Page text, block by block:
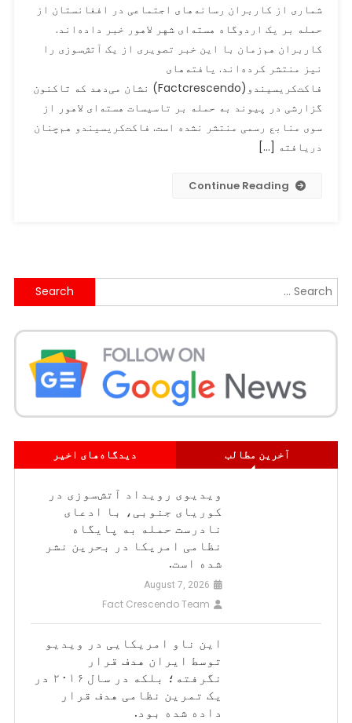
منبع
رسمی
از
حمله
بر
اردوگاه
گزارش
شماری از کاربران رسانه‌های اجتماعی در افغانستان از
حمله بر یک اردوگاه هسته‌ای شهر لاهور خبر داده‌اند.
کاربران هم‌زمان با این خبر تصویری از یک آتش‌سوزی را
نیز منتشر کرده‌اند. یافته‌های
فاکت‌کریسیندو(Factcrescendo) نشان می‌دهد که تاکنون
گزارشی در پیوند به حمله بر تاسیسات هسته‌ای لاهور از
سوی منابع رسمی منتشر نشده است. فاکت‌کریسیندو هم‌چنان
دریافته […]
Continue Reading
Search
for:
آخرین مطالب دیدگاه‌های اخیر
ویدیوی رویداد آتش‌سوزی در
کوریای جنوبی، با ادعای
نادرست حمله به پایگاه
نظامی امریکا در بحرین نشر
شده است.
August 7, 2026
Fact Crescendo Team
این ناو امریکایی در ویدیو
توسط ایران هدف قرار
نگرفته؛ بلکه در سال ۲۰۱۶ در
یک تمرین نظامی هدف قرار
داده شده بود.